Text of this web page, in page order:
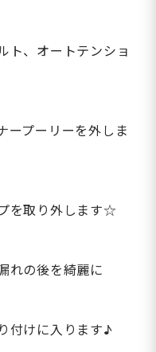
ト、オートテンショ
ープーリーを外しま
を取り外します☆
れの後を綺麗に
付けに入ります♪